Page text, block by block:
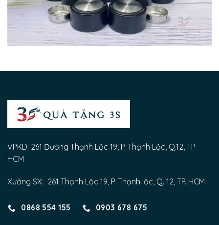
VPKD: 261 Đường Thạnh Lộc 19, P. Thạnh Lộc, Q.12, TP
HCM
Xưởng SX: 261 Thạnh Lộc 19, P. Thạnh lộc, Q. 12, TP. HCM
0868 554 155 0903 678 675